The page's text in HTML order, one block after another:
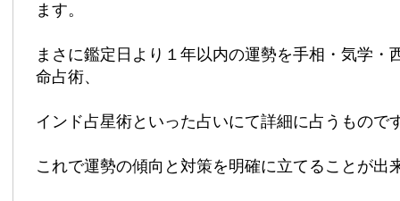
ます。
まさに鑑定日より１年以内の運勢を手相・気学・
命占術、
インド占星術といった占いにて詳細に占うもので
これで運勢の傾向と対策を明確に立てることが出